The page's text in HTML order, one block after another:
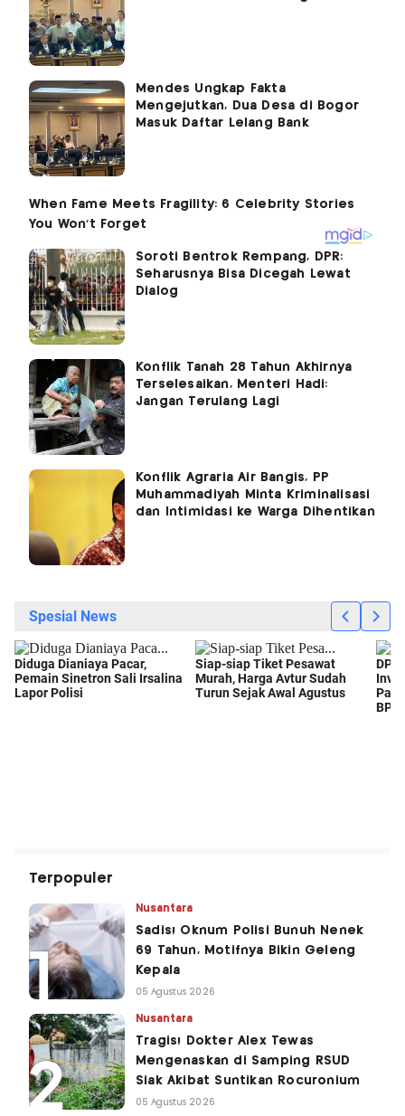
Mendes Ungkap Fakta
Mengejutkan, Dua Desa di Bogor
Masuk Daftar Lelang Bank
Soroti Bentrok Rempang, DPR:
Seharusnya Bisa Dicegah Lewat
Dialog
Konflik Tanah 28 Tahun Akhirnya
Terselesaikan, Menteri Hadi:
Jangan Terulang Lagi
Konflik Agraria Air Bangis, PP
Muhammadiyah Minta Kriminalisasi
dan Intimidasi ke Warga Dihentikan
Terpopuler
Nusantara
Sadis! Oknum Polisi Bunuh Nenek
69 Tahun, Motifnya Bikin Geleng
Kepala
05 Agustus 2026
Nusantara
Tragis! Dokter Alex Tewas
Mengenaskan di Samping RSUD
Siak Akibat Suntikan Rocuronium
05 Agustus 2026